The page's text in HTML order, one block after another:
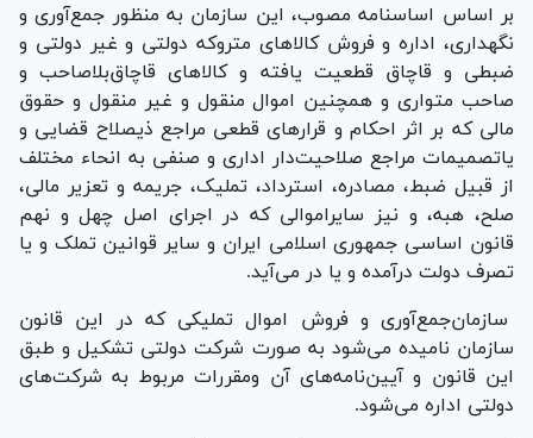
بر اساس اساسنامه مصوب، این سازمان به منظور جمع‌آوری و
نگهداری، اداره و فروش کالا‌های متروکه دولتی و غیر دولتی و
ضبطی و قاچاق قطعیت یافته و کالا‌های قاچاق‌بلاصاحب و
صاحب متواری و همچنین اموال منقول و غیر منقول و حقوق
مالی که بر اثر احکام و قرار‌های قطعی مراجع ذیصلاح قضایی و
یا‌تصمیمات مراجع صلاحیت‌دار اداری و صنفی به انحاء مختلف
از قبیل ضبط، مصادره، استرداد، تملیک، جریمه و تعزیر مالی،
صلح، هبه، و نیز سایر‌اموالی که در اجرای اصل چهل و نهم
قانون اساسی جمهوری اسلامی ایران و سایر قوانین تملک و یا
تصرف دولت درآمده و یا در می‌آید.
سازمان‌جمع‌آوری و فروش اموال تملیکی که در این قانون
سازمان نامیده می‌شود به صورت شرکت دولتی تشکیل و طبق
این قانون و آیین‌نامه‌های آن و‌مقررات مربوط به شرکت‌های
دولتی اداره می‌شود.